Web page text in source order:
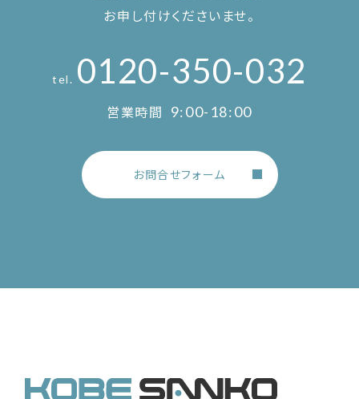
お申し付けくださいませ。
tel. 0120-350-032
営業時間 9:00-18:00
お問合せフォーム